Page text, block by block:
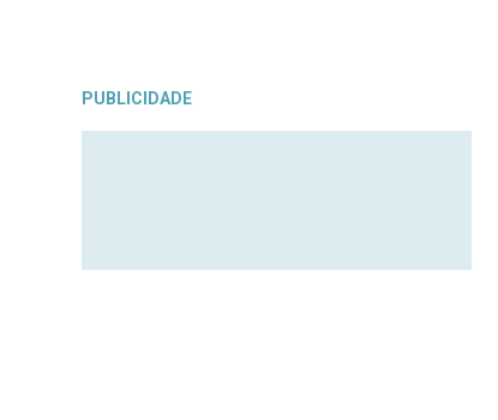
PUBLICIDADE